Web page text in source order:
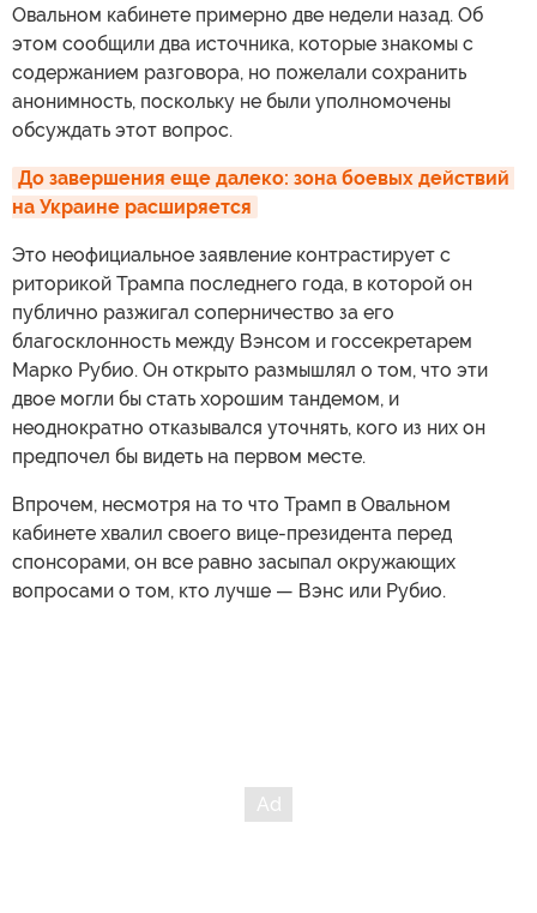
Овальном кабинете примерно две недели назад. Об
этом сообщили два источника, которые знакомы с
содержанием разговора, но пожелали сохранить
анонимность, поскольку не были уполномочены
обсуждать этот вопрос.
До завершения еще далеко: зона боевых действий
на Украине расширяется
Это неофициальное заявление контрастирует с
риторикой Трампа последнего года, в которой он
публично разжигал соперничество за его
благосклонность между Вэнсом и госсекретарем
Марко Рубио. Он открыто размышлял о том, что эти
двое могли бы стать хорошим тандемом, и
неоднократно отказывался уточнять, кого из них он
предпочел бы видеть на первом месте.
Впрочем, несмотря на то что Трамп в Овальном
кабинете хвалил своего вице-президента перед
спонсорами, он все равно засыпал окружающих
вопросами о том, кто лучше — Вэнс или Рубио.